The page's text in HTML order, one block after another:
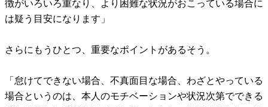
徴がいろいろ重なり、より困難な状況がおこっている場合に
は疑う目安になります」
さらにもうひとつ、重要なポイントがあるそう。
「怠けてできない場合、不真面目な場合、わざとやっている
場合というのは、本人のモチベーションや状況次第でできる